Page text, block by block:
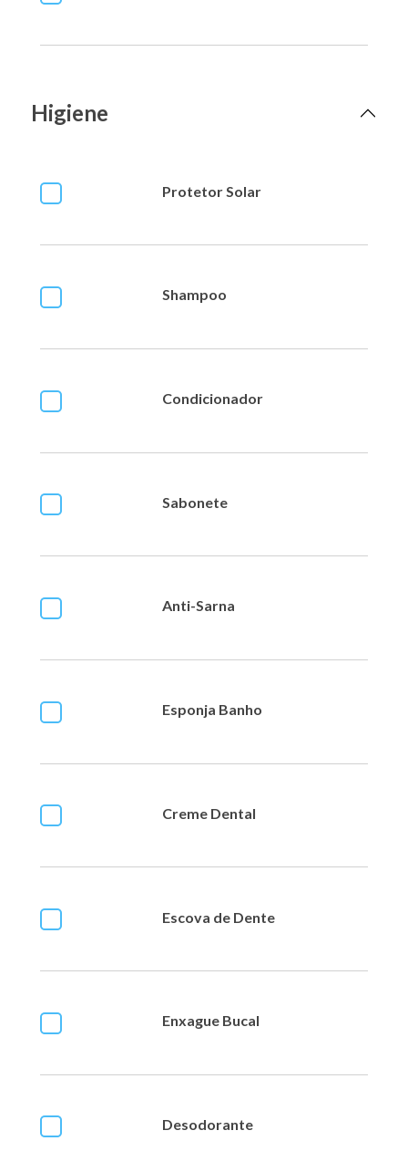
Higiene
Protetor Solar
Shampoo
Condicionador
Sabonete
Anti-Sarna
Esponja Banho
Creme Dental
Escova de Dente
Enxague Bucal
Desodorante